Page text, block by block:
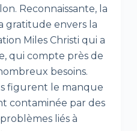
Reconnaissante, la
gratitude envers la
Miles Christi qui a
qui compte près de
besoins.
figurent le manque
contaminée par des
liés à